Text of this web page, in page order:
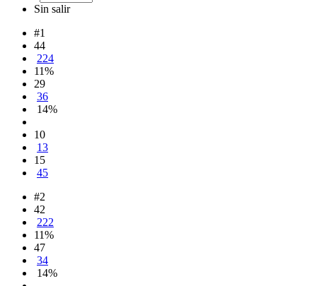
Sin salir
#1
44
224
11%
29
36
14%
10
13
15
45
#2
42
222
11%
47
34
14%